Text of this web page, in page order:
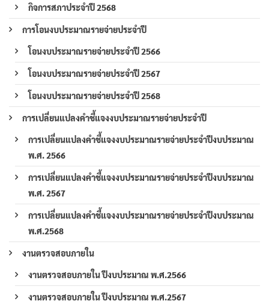
กิจการสภาประจำปี 2568
การโอนงบประมาณรายจ่ายประจำปี
โอนงบประมาณรายจ่ายประจำปี 2566
โอนงบประมาณรายจ่ายประจำปี 2567
โอนงบประมาณรายจ่ายประจำปี 2568
การเปลี่ยนแปลงคำชี้แจงงบประมาณรายจ่ายประจำปี
การเปลี่ยนแปลงคำชี้แจงงบประมาณรายจ่ายประจำปีงบประมาณ
พ.ศ. 2566
การเปลี่ยนแปลงคำชี้แจงงบประมาณรายจ่ายประจำปีงบประมาณ
พ.ศ. 2567
การเปลี่ยนแปลงคำชี้แจงงบประมาณรายจ่ายประจำปีงบประมาณ
พ.ศ.2568
งานตรวจสอบภายใน
งานตรวจสอบภายใน ปีงบประมาณ พ.ศ.2566
งานตรวจสอบภายใน ปีงบประมาณ พ.ศ.2567